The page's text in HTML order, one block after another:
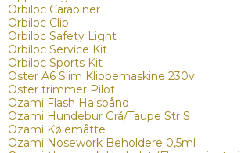
Orbiloc Carabiner
Orbiloc Clip
Orbiloc Safety Light
Orbiloc Service Kit
Orbiloc Sports Kit
Oster A6 Slim Klippemaskine 230v
Oster trimmer Pilot
Ozami Flash Halsbånd
Ozami Hundebur Grå/Taupe Str S
Ozami Kølemåtte
Ozami Nosework Beholdere 0,5ml